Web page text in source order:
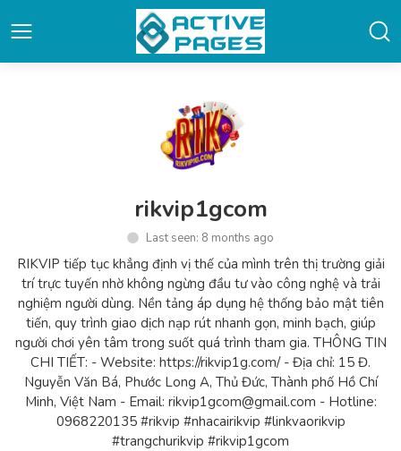
rikvip1gcom
Last seen: 8 months ago
RIKVIP tiếp tục khẳng định vị thế của mình trên thị trường giải
trí trực tuyến nhờ không ngừng đầu tư vào công nghệ và trải
nghiệm người dùng. Nền tảng áp dụng hệ thống bảo mật tiên
tiến, quy trình giao dịch nạp rút nhanh gọn, minh bạch, giúp
người chơi yên tâm trong suốt quá trình tham gia. THÔNG TIN
CHI TIẾT: - Website: https://rikvip1g.com/ - Địa chỉ: 15 Đ.
Nguyễn Văn Bá, Phước Long A, Thủ Đức, Thành phố Hồ Chí
Minh, Việt Nam - Email: rikvip1gcom@gmail.com - Hotline:
0968220135 #rikvip #nhacairikvip #linkvaorikvip
#trangchurikvip #rikvip1gcom